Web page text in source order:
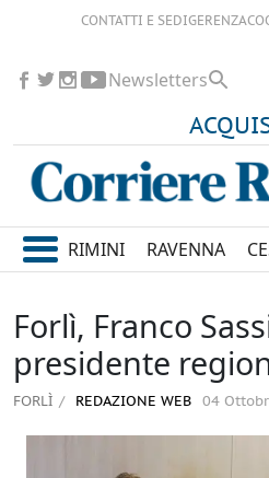
CONTATTI E SEDIGERENZA
Newsletters
RIMINI RAVENNA
Forlì, Franco
presidente
FORLÌ REDAZIONE WEB 04